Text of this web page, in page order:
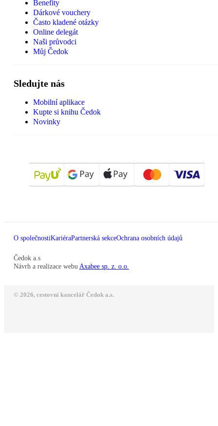
Benefity
Dárkové vouchery
Často kladené otázky
Online delegát
Naši průvodci
Můj Čedok
Sledujte nás
Mobilní aplikace
Kupte si knihu Čedok
Novinky
O společnostiKariéraPartnerská sekceOchrana osobních údajů
Čedok a.s
Návrh a realizace webu Axabee sp. z. o.o.
© 2026, cestovní kancelář Čedok a.s.